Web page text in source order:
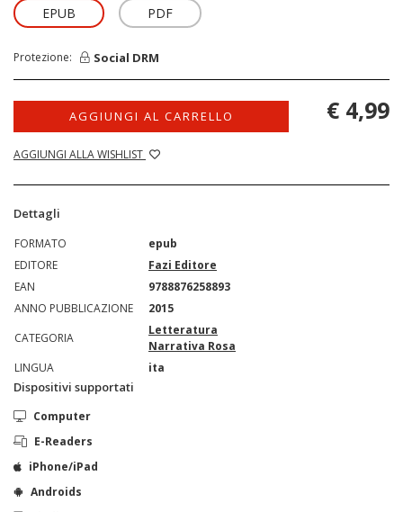
EPUB PDF
Protezione: Social DRM
AGGIUNGI AL CARRELLO
AGGIUNGI ALLA WISHLIST
€ 4,99
Dettagli
FORMATO
epub
EDITORE
Fazi Editore
EAN
9788876258893
ANNO PUBBLICAZIONE
2015
CATEGORIA
Letteratura
Narrativa Rosa
LINGUA
ita
Dispositivi supportati
Computer
E-Readers
iPhone/iPad
Androids